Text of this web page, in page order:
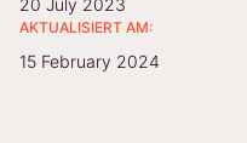
20 July 2023
AKTUALISIERT AM:
15 February 2024